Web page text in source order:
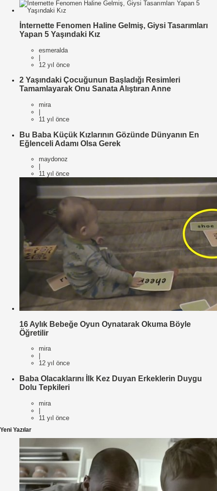
İnternette Fenomen Haline Gelmiş, Giysi Tasarımları
Yapan 5 Yaşındaki Kız
esmeralda
12 yıl önce
2 Yaşındaki Çocuğunun Başladığı Resimleri
Tamamlayarak Onu Sanata Alıştıran Anne
mira
11 yıl önce
Bu Baba Küçük Kızlarının Gözünde Dünyanın En
Eğlenceli Adamı Olsa Gerek
maydonoz
11 yıl önce
16 Aylık Bebeğe Oyun Oynatarak Okuma Böyle
Öğretilir
mira
12 yıl önce
Baba Olacaklarını İlk Kez Duyan Erkeklerin Duygu
Dolu Tepkileri
mira
|
11 yıl önce
Yeni Yazılar